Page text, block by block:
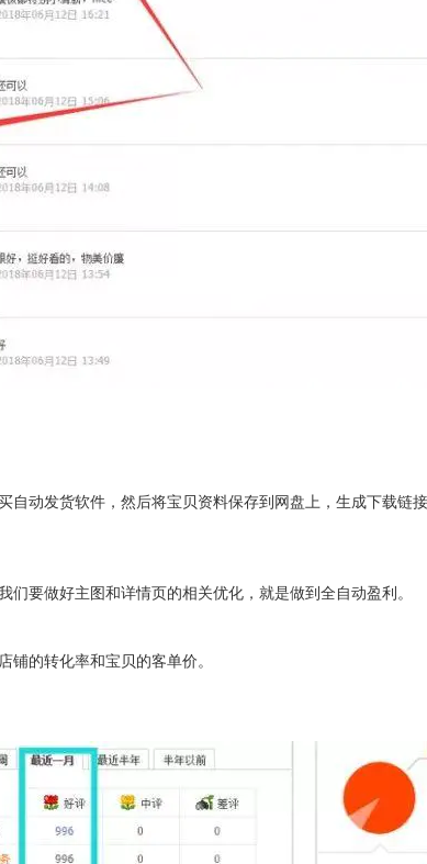
动发货软件，然后将宝贝资料保存到网盘上，生成下载链
要做好主图和详情页的相关优化，就是做到全自动盈利。
的转化率和宝贝的客单价。